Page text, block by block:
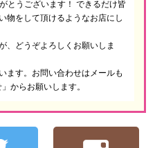
とうございます！ できるだけ皆
物をして頂けるようなお店にし
、どうぞよろしくお願いしま
ます。お問い合わせはメールも
からお願いします。